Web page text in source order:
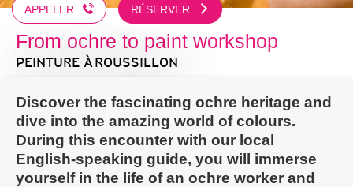
APPELER RÉSERVER
From ochre to paint workshop
PEINTURE À ROUSSILLON
Discover the fascinating ochre heritage and
dive into the amazing world of colours.
During this encounter with our local
English-speaking guide, you will immerse
yourself in the life of an ochre worker and